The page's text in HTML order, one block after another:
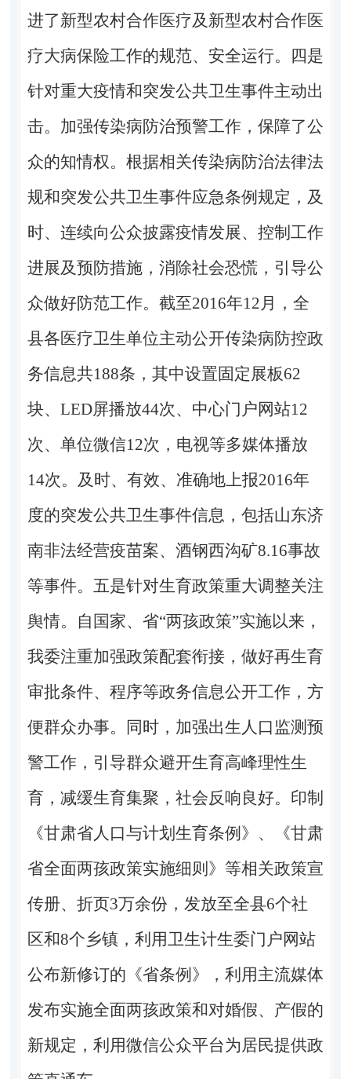
进了新型农村合作医疗及新型农村合作医
疗大病保险工作的规范、安全运行。四是
针对重大疫情和突发公共卫生事件主动出
击。加强传染病防治预警工作，保障了公
众的知情权。根据相关传染病防治法律法
规和突发公共卫生事件应急条例规定，及
时、连续向公众披露疫情发展、控制工作
进展及预防措施，消除社会恐慌，引导公
众做好防范工作。截至2016年12月，全
县各医疗卫生单位主动公开传染病防控政
务信息共188条，其中设置固定展板62
块、LED屏播放44次、中心门户网站12
次、单位微信12次，电视等多媒体播放
14次。及时、有效、准确地上报2016年
度的突发公共卫生事件信息，包括山东济
南非法经营疫苗案、酒钢西沟矿8.16事故
等事件。五是针对生育政策重大调整关注
舆情。自国家、省“两孩政策”实施以来，
我委注重加强政策配套衔接，做好再生育
审批条件、程序等政务信息公开工作，方
便群众办事。同时，加强出生人口监测预
警工作，引导群众避开生育高峰理性生
育，减缓生育集聚，社会反响良好。印制
《甘肃省人口与计划生育条例》、《甘肃
省全面两孩政策实施细则》等相关政策宣
传册、折页3万余份，发放至全县6个社
区和8个乡镇，利用卫生计生委门户网站
公布新修订的《省条例》，利用主流媒体
发布实施全面两孩政策和对婚假、产假的
新规定，利用微信公众平台为居民提供政